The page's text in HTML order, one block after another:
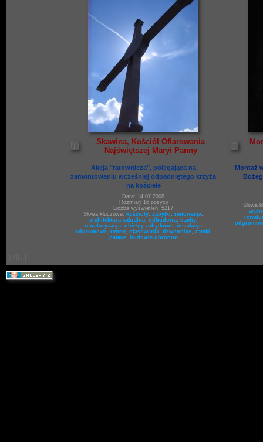
Skawina, Kościół Ofiarowania
Najświętszej Maryi Panny
Akcja "ratownicza", polegająca na
zamontowaniu wcześniej odpadniętego krzyża
na kościele
Data: 14.07.2008
Rozmiar: 16 pozycji
Liczba wyświetleń: 5217
Słowa kluczowe: kościoły, zabytki , renowacja,
architektura sakralna, odbudowa, dachy,
rewaloryzacja, obiekty zabytkowe, instalacje
odgromowe, rynny, ofasowania, dzwonnice, zamki ,
pałace, budowle obronne
Montaż
Słowa